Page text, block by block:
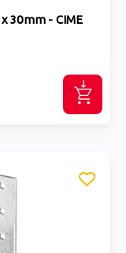
30mm - CIME